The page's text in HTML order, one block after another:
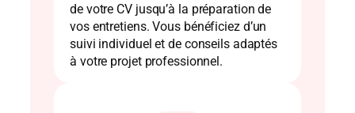
de votre CV jusqu’à la préparation de
vos entretiens. Vous bénéficiez d’un
suivi individuel et de conseils adaptés
à votre projet professionnel.